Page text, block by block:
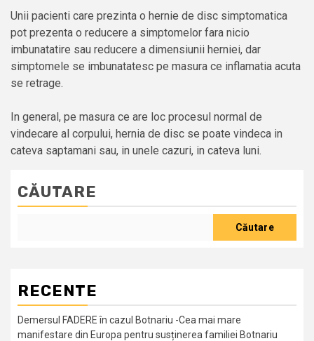
Unii pacienti care prezinta o hernie de disc simptomatica
pot prezenta o reducere a simptomelor fara nicio
imbunatatire sau reducere a dimensiunii herniei, dar
simptomele se imbunatatesc pe masura ce inflamatia acuta
se retrage.
In general, pe masura ce are loc procesul normal de
vindecare al corpului, hernia de disc se poate vindeca in
cateva saptamani sau, in unele cazuri, in cateva luni.
CĂUTARE
Căutare
RECENTE
Demersul FADERE în cazul Botnariu -Cea mai mare
manifestare din Europa pentru susținerea familiei Botnariu